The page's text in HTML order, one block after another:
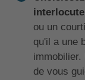
ou un
qu'il a une
immobilier.
de vous